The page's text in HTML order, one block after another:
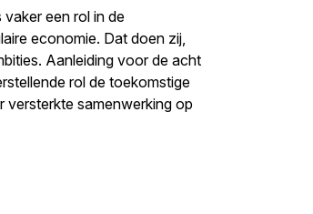
een rol in de
economie. Dat doen zij,
Aanleiding voor de acht
rol de toekomstige
samenwerking op